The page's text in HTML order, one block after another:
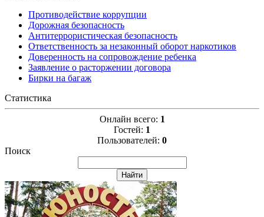
Противодействие коррупции
Дорожная безопасность
Антитеррористическая безопасность
Ответственность за незаконный оборот наркотиков
Доверенность на сопровождение ребенка
Заявление о расторжении договора
Бирки на багаж
Статистика
Онлайн всего: 1
Гостей: 1
Пользователей: 0
Поиск